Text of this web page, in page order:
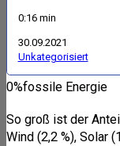
0:16 min
30.09.2021
Unkategorisiert
0%fossile Energie
So groß ist der
Wind (2,2 %), Solar